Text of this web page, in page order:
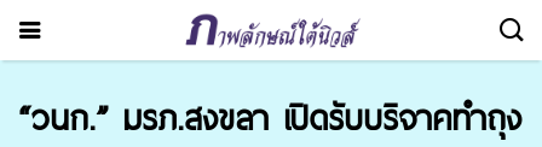
“วนก.” มรภ.สงขลา เปิดรับบริจาคทำถุง